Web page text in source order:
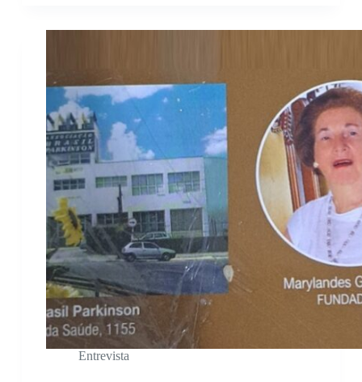
Entrevista